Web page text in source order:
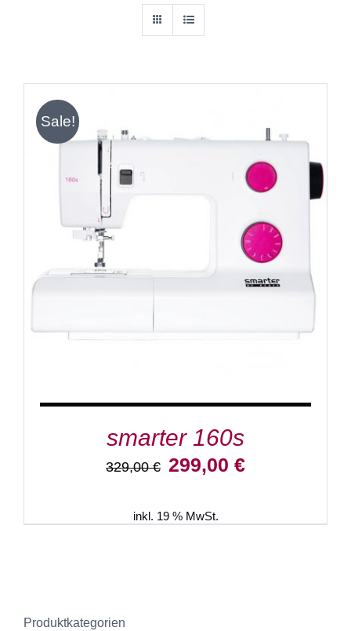
Sale!
IN DEN WARENKORB DETAILS
smarter 160s
329,00€ Ursprünglicher
329,00 €
299,00 €Aktueller
inkl. 19 % MwSt.
Produktkategorien